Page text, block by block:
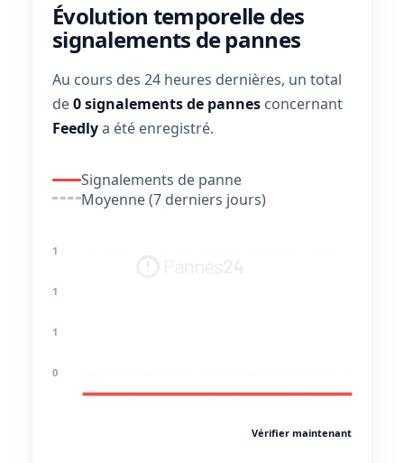
Évolution temporelle des
signalements de pannes
Au cours des 24 heures dernières, un total
de0 signalements de pannes concernant
Feedlya été enregistré.
Signalements de panne
Moyenne (7 derniers jours)
1
1
1
0
Vérifier maintenant